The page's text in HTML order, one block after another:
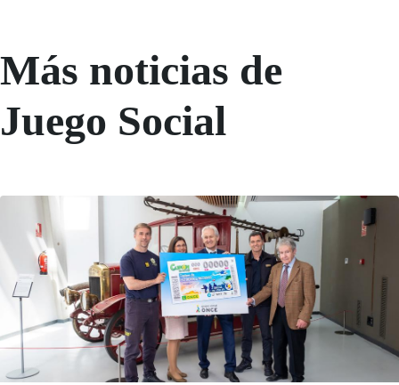
Más noticias de
Juego Social